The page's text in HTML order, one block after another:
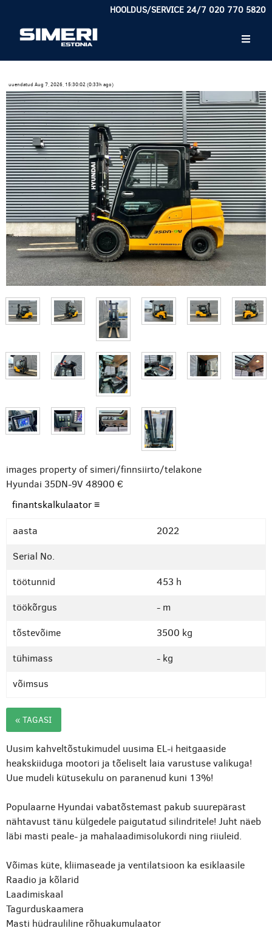
HOOLDUS/SERVICE 24/7 020 770 5820
uuendatud Aug 7, 2026, 15:30:02 (0:33h ago)
images property of simeri/finnsiirto/telakone
Hyundai 35DN-9V 48900 €
finantskalkulaator ≡
aasta
2022
Serial No.
töötunnid
453 h
töökõrgus
- m
tõstevõime
3500 kg
tühimass
- kg
võimsus
« TAGASI
Uusim kahveltõstukimudel uusima EL-i heitgaaside
heakskiiduga mootori ja tõeliselt laia varustuse valikuga!
Uue mudeli kütusekulu on paranenud kuni 13%!
Populaarne Hyundai vabatõstemast pakub suurepärast
nähtavust tänu külgedele paigutatud silindritele! Juht näeb
läbi masti peale- ja mahalaadimisolukordi ning riiuleid.
Võimas küte, kliimaseade ja ventilatsioon ka esiklaasile
Raadio ja kõlarid
Laadimiskaal
Tagurduskaamera
Masti hüdrauliline rõhuakumulaator